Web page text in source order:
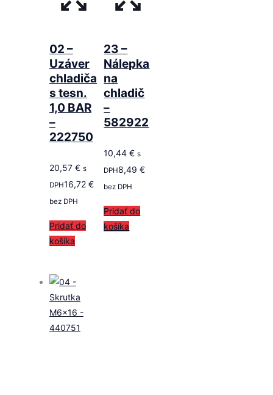
02 –
Uzáver
chladiča
s tesn.
1,0 BAR
–
222750
20,57 € s
DPH16,72 €
bez DPH
Pridať do
košíka
23 –
Nálepka
na
chladič
–
582922
10,44€ s
DPH8,49€
bez DPH
Pridať do
košíka